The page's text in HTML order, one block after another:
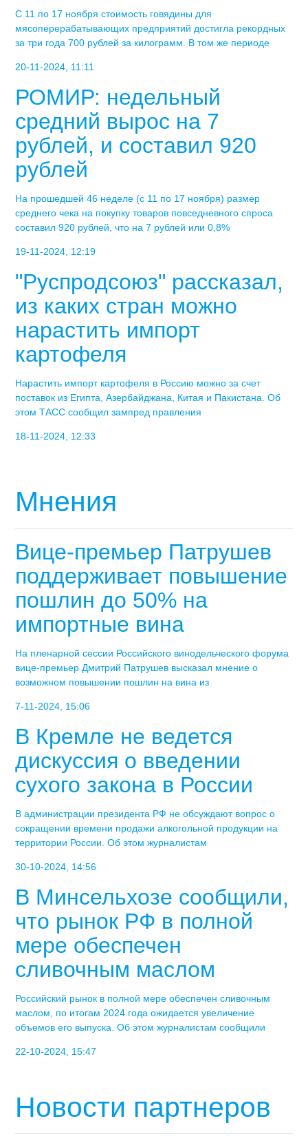
С 11 по 17 ноября стоимость говядины для
мясоперерабатывающих предприятий достигла рекордных
за три года 700 рублей за килограмм. В том же периоде
20-11-2024, 11:11
РОМИР: недельный
средний вырос на 7
рублей, и составил 920
рублей
На прошедшей 46 неделе (с 11 по 17 ноября) размер
среднего чека на покупку товаров повседневного спроса
составил 920 рублей, что на 7 рублей или 0,8%
19-11-2024, 12:19
"Руспродсоюз" рассказал,
из каких стран можно
нарастить импорт
картофеля
Нарастить импорт картофеля в Россию можно за счет
поставок из Египта, Азербайджана, Китая и Пакистана. Об
этом ТАСС сообщил зампред правления
18-11-2024, 12:33
Мнения
Вице-премьер Патрушев
поддерживает повышение
пошлин до 50% на
импортные вина
На пленарной сессии Российского винодельческого форума
вице-премьер Дмитрий Патрушев высказал мнение о
возможном повышении пошлин на вина из
7-11-2024, 15:06
В Кремле не ведется
дискуссия о введении
сухого закона в России
В администрации президента РФ не обсуждают вопрос о
сокращении времени продажи алкогольной продукции на
территории России. Об этом журналистам
30-10-2024, 14:56
В Минсельхозе сообщили,
что рынок РФ в полной
мере обеспечен
сливочным маслом
Российский рынок в полной мере обеспечен сливочным
маслом, по итогам 2024 года ожидается увеличение
объемов его выпуска. Об этом журналистам сообщили
22-10-2024, 15:47
Новости партнеров